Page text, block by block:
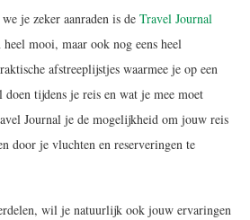
je zeker aanraden is de Travel Journal
mooi, maar ook nog eens heel
afstreeplijstjes waarmee je op een
tijdens je reis en wat je mee moet
Journal je de mogelijkheid om jouw reis
door je vluchten en reserveringen te
wil je natuurlijk ook jouw ervaringen